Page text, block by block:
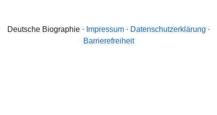
Deutsche Biographie · Impressum· Datenschutzerklärung ·
Barrierefreiheit